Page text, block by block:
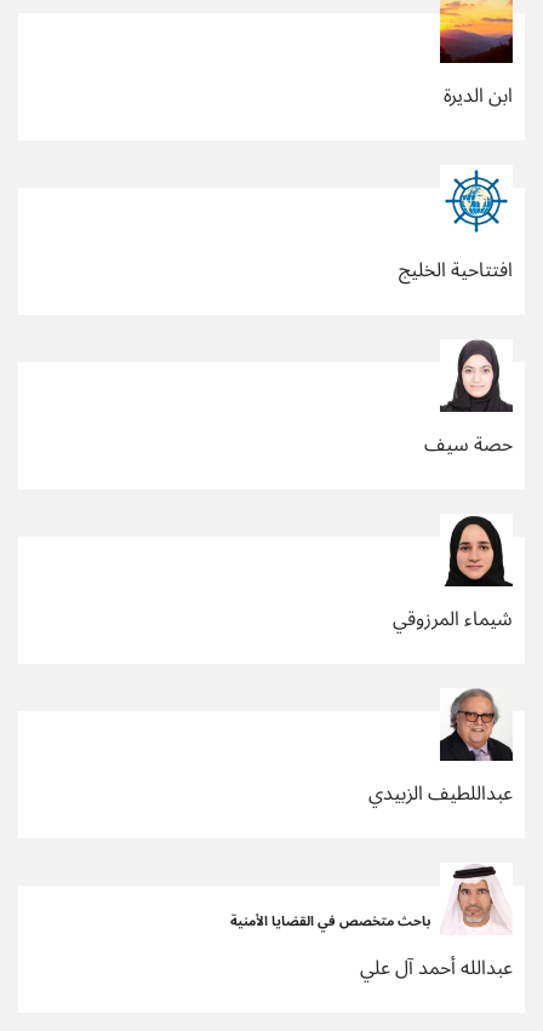
ابن الديرة
افتتاحية الخليج
حصة سيف
شيماء المرزوقي
عبداللطيف الزبيدي
باحث متخصص في القضايا الأمنية
عبدالله أحمد آل علي